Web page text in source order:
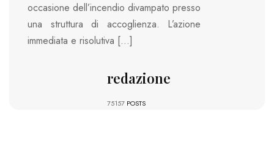
occasione dell’incendio divampato presso
una struttura di accoglienza. L’azione
immediata e risolutiva […]
redazione
75157 POSTS